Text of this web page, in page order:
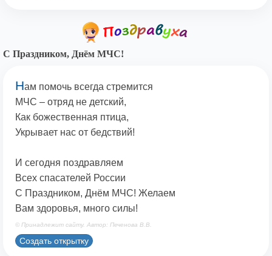
С Праздником, Днём МЧС!
Нам помочь всегда стремится
МЧС – отряд не детский,
Как божественная птица,
Укрывает нас от бедствий!
И сегодня поздравляем
Всех спасателей России
С Праздником, Днём МЧС! Желаем
Вам здоровья, много силы!
© Принадлежит сайту. Автор: Печенова В.В.
Создать открытку